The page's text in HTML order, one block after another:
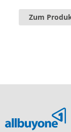
Zum